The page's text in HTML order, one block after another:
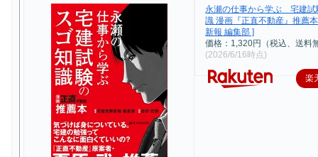
永瀬の仕事から学ぶ 宅建試
識 漫画『正直不動産』推薦
新報 編集部 ]
価格：1,320円（税込、送料
(2026/6/16時点)
楽